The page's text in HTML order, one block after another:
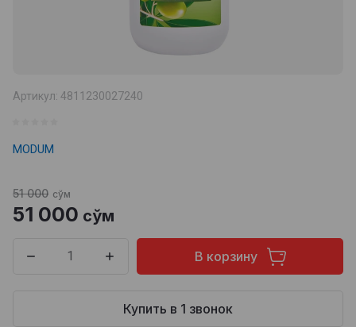
Артикул: 4811230027240
MODUM
51 000 сўм
51 000 сўм
В корзину
Купить в 1 звонок